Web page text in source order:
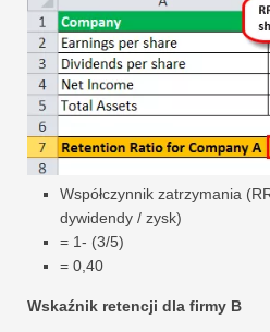
Współczynnik zatrzymania
dywidendy / zysk)
= 1- (3/5)
= 0,40
Wskaźnik retencji dla firmy B